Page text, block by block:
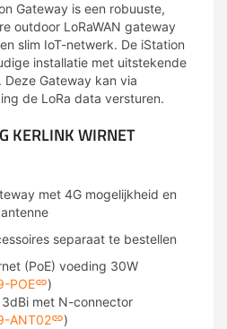
Gateway is een robuuste,
outdoor LoRaWAN gateway
slim IoT-netwerk. De iStation
installatie met uitstekende
Gateway kan via
de LoRa data versturen.
KERLINK WIRNET
met 4G mogelijkheid en
separaat te bestellen
(PoE) voeding 30W
POE
)
met N-connector
ANT02
)